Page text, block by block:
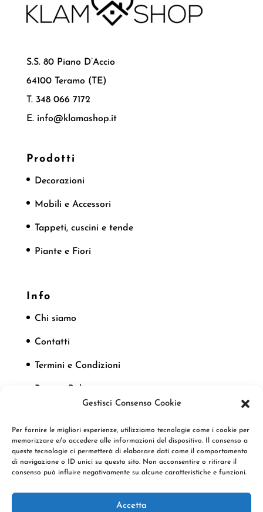
Gestisci Consenso Cookie
Per fornire le migliori esperienze, utilizziamo tecnologie come i cookie per
memorizzare e/o accedere alle informazioni del dispositivo. Il consenso a
queste tecnologie ci permetterà di elaborare dati come il comportamento
di navigazione o ID unici su questo sito. Non acconsentire o ritirare il
consenso può influire negativamente su alcune caratteristiche e funzioni.
Accetta
S.S. 80 Piano D’Accio
64100 Teramo (TE)
T. 348 066 7172
E. info@klamashop.it
Prodotti
Decorazioni
Mobili e Accessori
Tappeti, cuscini e tende
Piante e Fiori
Info
Chi siamo
Contatti
Termini e Condizioni
Seguici